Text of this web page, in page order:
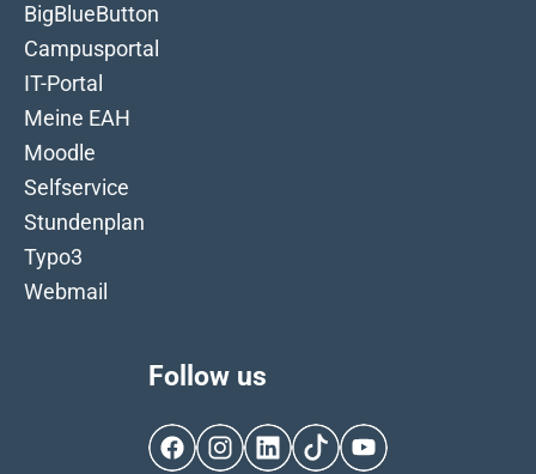
BigBlueButton
Campusportal
IT-Portal
Meine EAH
Moodle
Selfservice
Stundenplan
Typo3
Webmail
Follow us
FacebookInstagram
LinkedInTikTokYouTube